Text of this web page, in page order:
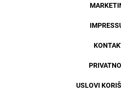
USLOVI